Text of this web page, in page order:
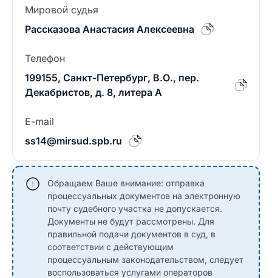
Мировой судья
Рассказова Анастасия Алексеевна
Телефон
199155, Санкт-Петербург, В.О., пер.
Декабристов, д. 8, литера А
E-mail
ss14@mirsud.spb.ru
Обращаем Ваше внимание: отправка
процессуальных документов на электронную
почту судебного участка не допускается.
Документы не будут рассмотрены. Для
правильной подачи документов в суд, в
соответствии с действующим
процессуальным законодательством, следует
воспользоваться услугами операторов